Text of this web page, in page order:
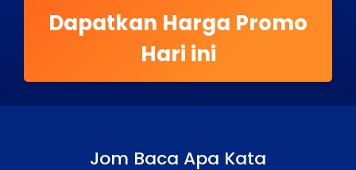
Dapatkan Harga Promo
Hari ini
Jom Baca Apa Kata